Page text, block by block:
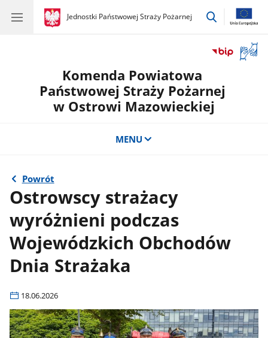
gov.pl
Jednostki Państwowej Straży Pożarnej
gov.pl
Jednostki
przejdź
okno
Komenda Powiatowa
Państwowej Straży Pożarnej
w Ostrowi Mazowieckiej
MENU
Powrót
Ostrowscy strażacy
wyróżnieni podczas
Wojewódzkich Obchodów
Dnia Strażaka
18.06.2026